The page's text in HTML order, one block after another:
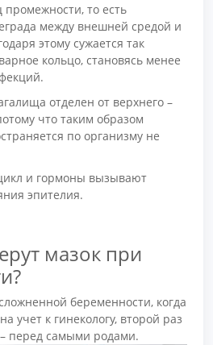
то есть
между внешней средой и
этому сужается так
кольцо, становясь менее
отделен от верхнего –
что таким образом
по организму не
и гормоны вызывают
эпителия.
мазок при
беременности, когда
учет к гинекологу, второй раз
перед самыми родами.